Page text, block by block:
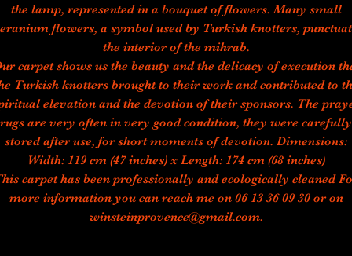
the lamp, represented in a bouquet of flowers. Many small
flowers, a symbol used by Turkish knotters,
the interior of the mihrab.
carpet shows us the beauty and the delicacy of execution
Turkish knotters brought to their work and contributed to
elevation and the devotion of their sponsors. The
rugs are very often in very good condition, they were carefully
stored after use, for short moments of devotion. Dimensions:
Width: 119 cm (47 inches) x Length: 174 cm (68 inches)
carpet has been professionally and ecologically cleaned
more information you can reach me on 06 13 36 09 30 or on
winsteinprovence@gmail.com.